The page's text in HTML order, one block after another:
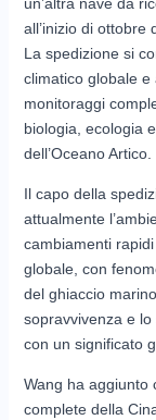
all’inizio di ottobre
La spedizione si
climatico globale
monitoraggi
biologia, ecologia
dell’Oceano Artico.
Il capo della
attualmente
cambiamenti
globale, con
del ghiaccio
sopravvivenza e lo
con un significato
Wang ha aggiunto
complete della